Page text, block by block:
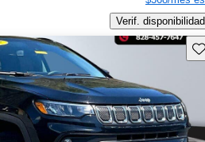
Verif. disponibilidad